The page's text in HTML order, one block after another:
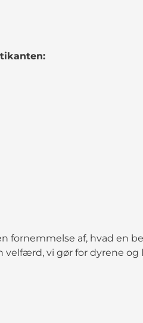
fornemmelse af, hvad en
velfærd, vi gør for dyrene